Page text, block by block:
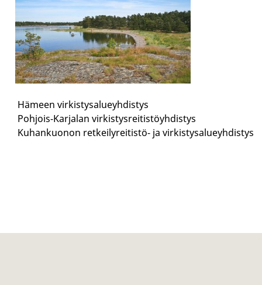
Hämeen virkistysalueyhdistys
Pohjois-Karjalan virkistysreitistöyhdistys
Kuhankuonon retkeilyreitistö- ja virkistysalueyhdistys